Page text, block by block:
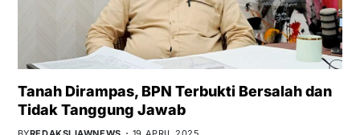
Tanah Dirampas, BPN Terbukti Bersalah dan
Tidak Tanggung Jawab